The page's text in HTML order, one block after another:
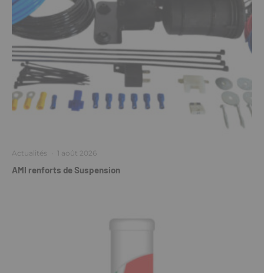
Actualités · 1 août 2026
AMI renforts de Suspension